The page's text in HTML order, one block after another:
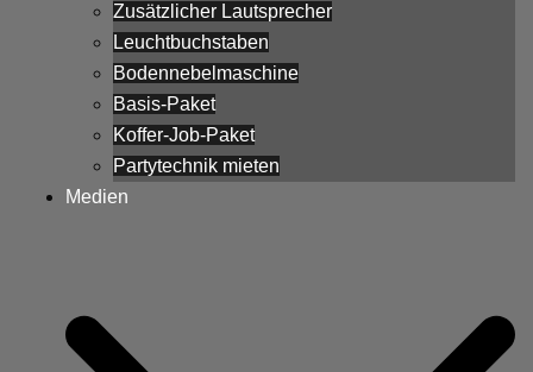
Zusätzlicher Lautsprecher
Leuchtbuchstaben
Bodennebelmaschine
Basis-Paket
Koffer-Job-Paket
Partytechnik mieten
Medien